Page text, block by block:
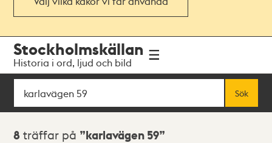
navigationen
huvudinnehållet
Stockholmskällan
Historia i ord, ljud och bild
Sök
Sök
Sökresultat
8 träffar på karlavägen 59